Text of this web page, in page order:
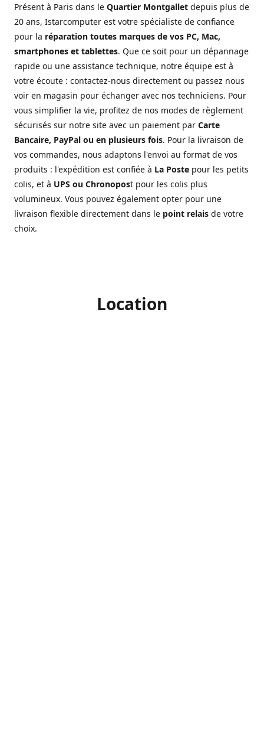
Présent à Paris dans le Quartier Montgallet depuis plus de
20 ans, Istarcomputer est votre spécialiste de confiance
pour la réparation toutes marques de vos PC, Mac,
smartphones et tablettes. Que ce soit pour un dépannage
rapide ou une assistance technique, notre équipe est à
votre écoute : contactez-nous directement ou passez nous
voir en magasin pour échanger avec nos techniciens. Pour
vous simplifier la vie, profitez de nos modes de règlement
sécurisés sur notre site avec un paiement par Carte
Bancaire, PayPal ou en plusieurs fois. Pour la livraison de
vos commandes, nous adaptons l'envoi au format de vos
produits : l'expédition est confiée à La Poste pour les petits
colis, et à UPS ou Chronopost pour les colis plus
volumineux. Vous pouvez également opter pour une
livraison flexible directement dans le point relais de votre
choix.
Location